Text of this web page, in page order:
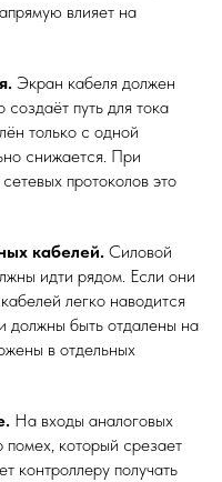
влияет на
Экран кабеля должен
путь для тока
только с одной
снижается. При
протоколов это
кабелей. Силовой
идти рядом. Если они
легко наводится
должны быть отдалены на
в отдельных
На входы аналоговых
помех, который срезает
контроллеру получать